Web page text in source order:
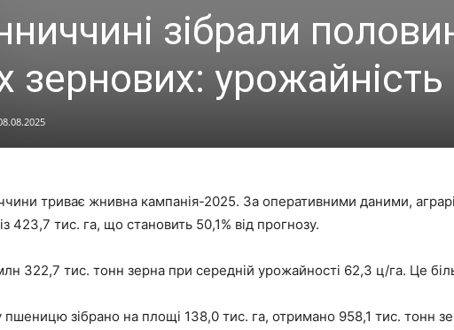
зібрали
зернових: урожайність
триває жнивна кампанія-2025. За оперативними даними,
423,7 тис. га, що становить 50,1% від прогнозу.
322,7 тис. тонн зерна при середній урожайності 62,3 ц/га. Це
зібрано на площі 138,0 тис. га, отримано 958,1 тис. тонн